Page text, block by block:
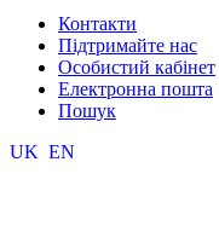
Контакти
Підтримайте нас
Особистий кабінет
Електронна пошта
Пошук
UK EN